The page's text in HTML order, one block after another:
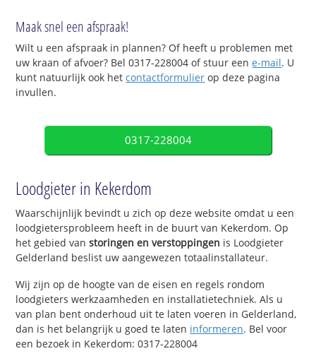
Maak snel een afspraak!
Wilt u een afspraak in plannen? Of heeft u problemen met
uw kraan of afvoer? Bel 0317-228004 of stuur eene-mail. U
kunt natuurlijk ook hetcontactformulier op deze pagina
invullen.
0317-228004
Loodgieter in Kekerdom
Waarschijnlijk bevindt u zich op deze website omdat u een
loodgietersprobleem heeft in de buurt van Kekerdom. Op
het gebied vanstoringen en verstoppingen is Loodgieter
Gelderland beslist uw aangewezen totaalinstallateur.
Wij zijn op de hoogte van de eisen en regels rondom
loodgieters werkzaamheden en installatietechniek. Als u
van plan bent onderhoud uit te laten voeren in Gelderland,
dan is het belangrijk u goed te laten informeren. Bel voor
een bezoek in Kekerdom: 0317-228004